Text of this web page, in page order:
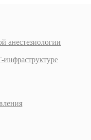
анестезиологии